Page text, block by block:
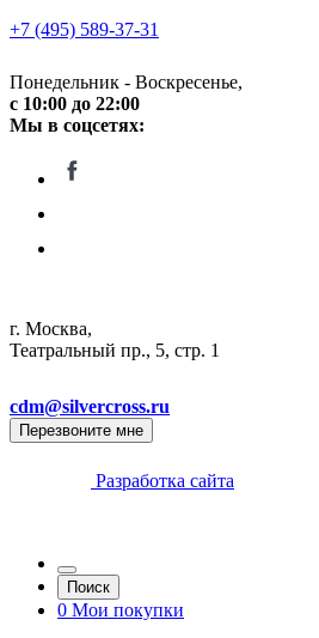
+7 (495) 589-37-31
Понедельник - Воскресенье,
c 10:00 до 22:00
Мы в соцсетях:
г. Москва,
Театральный пр., 5, стр. 1
cdm@silvercross.ru
Перезвоните мне
Разработка сайта
Поиск
0 Мои покупки